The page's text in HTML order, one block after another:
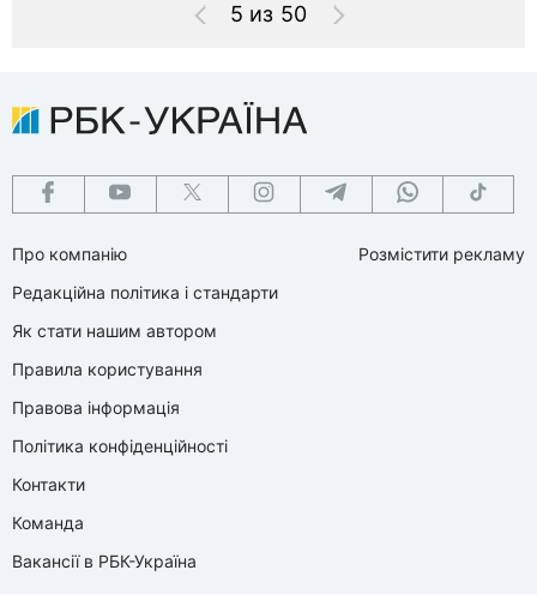
5 из 50
Про компанію
Редакційна політика і стандарти
Як стати нашим автором
Правила користування
Правова інформація
Політика конфіденційності
Контакти
Команда
Вакансії в РБК-Україна
Розмістити рекламу